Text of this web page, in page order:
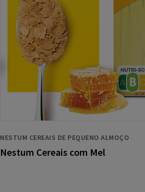
NESTUM CEREAIS DE PEQUENO ALMOÇO
Nestum Cereais com Mel